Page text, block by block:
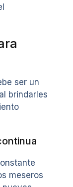
ser un
brindarles
meseros